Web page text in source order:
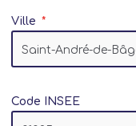
Ville
Code INSEE